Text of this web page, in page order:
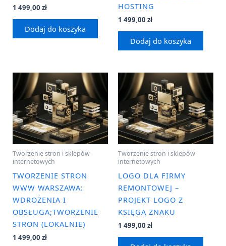
1 499,00 zł
Dodaj do koszyka
HOSTING
1 499,00 zł
Dodaj do koszyka
Tworzenie stron i sklepów
internetowych
TWORZENIE STRON
WWW WARSZAWA:
WDROŻENIA I
OBSŁUGA;TWORZENIE
STRON (LOKALNIE)
1 499,00 zł
Tworzenie stron i sklepów
internetowych
LOGO DLA FIRMY
REMONTOWEJ –
PROJEKT LOGO Z
KSIĘGĄ ZNAKU
1 499,00 zł